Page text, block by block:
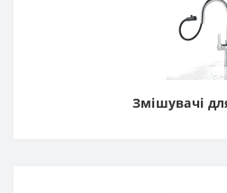
Змішувачі